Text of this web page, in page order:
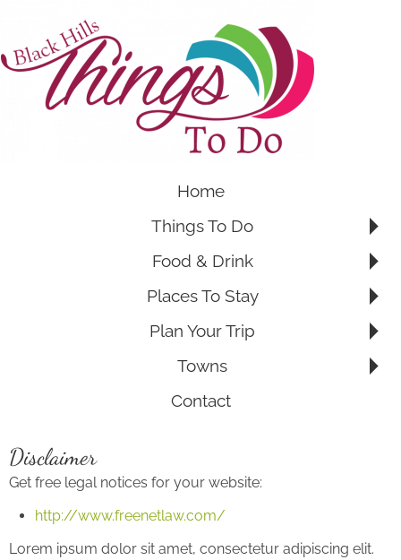
Home
Things To Do
Food & Drink
Places To Stay
Plan Your Trip
Towns
Contact
Disclaimer
Get free legal notices for your website:
http://www.freenetlaw.com/
Lorem ipsum dolor sit amet, consectetur adipiscing elit.